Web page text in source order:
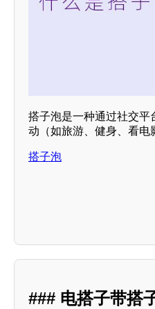
搭子泡是一种通过社交平
动（如旅游、健身、看电
搭子泡
### 电搭子带搭